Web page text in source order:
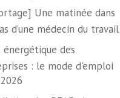
Une matinée dans
d’une médecin du travail
énergétique des
: le mode d'emploi